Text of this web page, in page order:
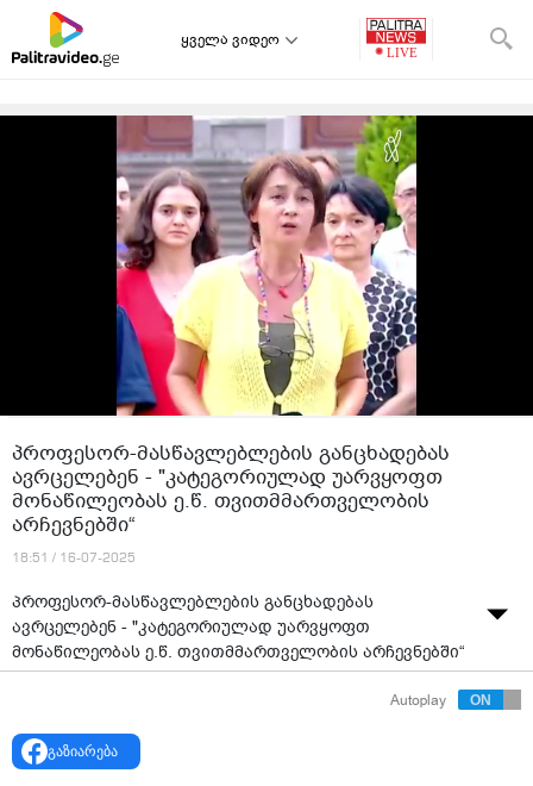
ყველა ვიდეო
პროფესორ-მასწავლებლების განცხადებას
ავრცელებენ - "კატეგორიულად უარვყოფთ
მონაწილეობას ე.წ. თვითმმართველობის
არჩევნებში“
18:51 / 16-07-2025
პროფესორ-მასწავლებლების განცხადებას
ავრცელებენ - "კატეგორიულად უარვყოფთ
მონაწილეობას ე.წ. თვითმმართველობის არჩევნებში“
Autoplay
გაზიარება